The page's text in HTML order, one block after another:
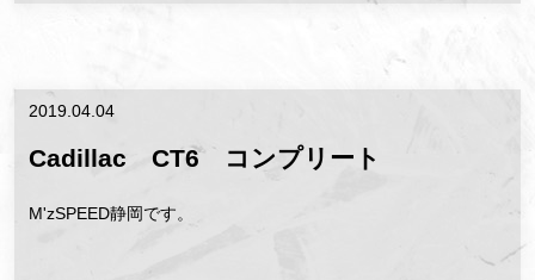
2019.04.04
Cadillac CT6 コンプリート
M'zSPEED静岡です。